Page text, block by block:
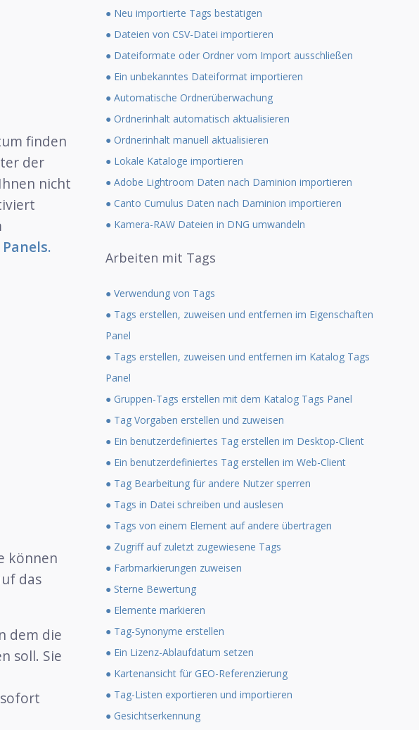
finden
der
nicht
können
das
dem die
soll. Sie
● Neu importierte Tags bestätigen
● Dateien von CSV-Datei importieren
● Dateiformate oder Ordner vom Import ausschließen
● Ein unbekanntes Dateiformat importieren
● Automatische Ordnerüberwachung
● Ordnerinhalt automatisch aktualisieren
● Ordnerinhalt manuell aktualisieren
● Lokale Kataloge importieren
● Adobe Lightroom Daten nach Daminion importieren
● Canto Cumulus Daten nach Daminion importieren
● Kamera-RAW Dateien in DNG umwandeln
Arbeiten mit Tags
● Verwendung von Tags
● Tags erstellen, zuweisen und entfernen im Eigenschaften
Panel
● Tags erstellen, zuweisen und entfernen im Katalog Tags
Panel
● Gruppen-Tags erstellen mit dem Katalog Tags Panel
● Tag Vorgaben erstellen und zuweisen
● Ein benutzerdefiniertes Tag erstellen im Desktop-Client
● Ein benutzerdefiniertes Tag erstellen im Web-Client
● Tag Bearbeitung für andere Nutzer sperren
● Tags in Datei schreiben und auslesen
● Tags von einem Element auf andere übertragen
● Zugriff auf zuletzt zugewiesene Tags
● Farbmarkierungen zuweisen
● Sterne Bewertung
● Elemente markieren
● Tag-Synonyme erstellen
● Ein Lizenz-Ablaufdatum setzen
● Kartenansicht für GEO-Referenzierung
● Tag-Listen exportieren und importieren
● Gesichtserkennung